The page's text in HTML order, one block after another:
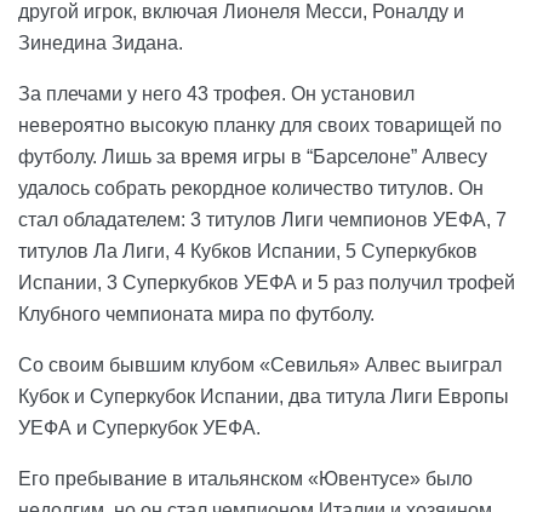
другой игрок, включая Лионеля Месси, Роналду и
Зинедина Зидана.
За плечами у него 43 трофея. Он установил
невероятно высокую планку для своих товарищей по
футболу. Лишь за время игры в “Барселоне” Алвесу
удалось собрать рекордное количество титулов. Он
стал обладателем: 3 титулов Лиги чемпионов УЕФА, 7
титулов Ла Лиги, 4 Кубков Испании, 5 Суперкубков
Испании, 3 Суперкубков УЕФА и 5 раз получил трофей
Клубного чемпионата мира по футболу.
Со своим бывшим клубом «Севилья» Алвес выиграл
Кубок и Суперкубок Испании, два титула Лиги Европы
УЕФА и Суперкубок УЕФА.
Его пребывание в итальянском «Ювентусе» было